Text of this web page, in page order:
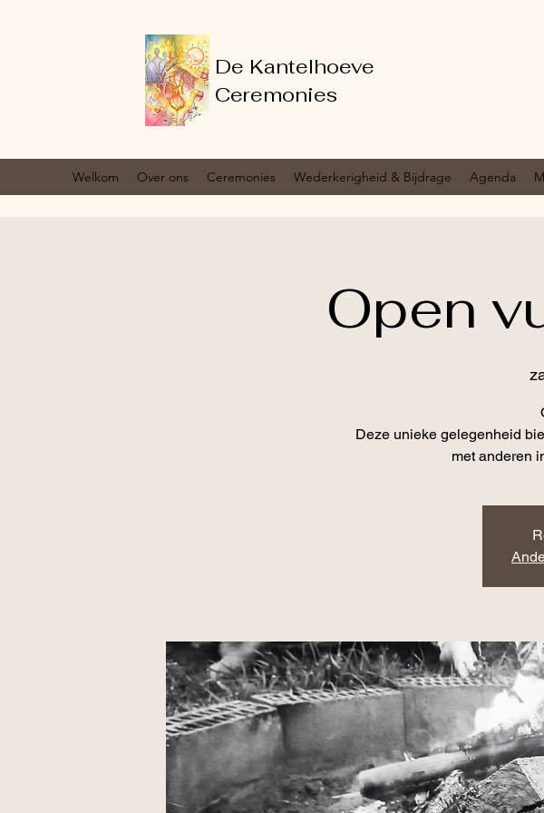
De Kantelhoeve
Ceremonies
Welkom Over ons Ceremonies Wederkerigheid & Bijdrage Agenda
Open
Deze unieke gelegenheid
met anderen